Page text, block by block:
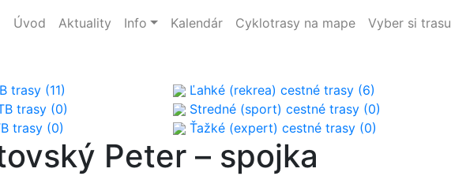
Úvod Aktuality Info Kalendár Cyklotrasy na mape Vyber si trasu
trasy (11)
trasy (0)
trasy (0)
Ľahké (rekrea) cestné trasy (6)
Stredné (sport) cestné trasy (0)
Ťažké (expert) cestné trasy (0)
Peter – spojka